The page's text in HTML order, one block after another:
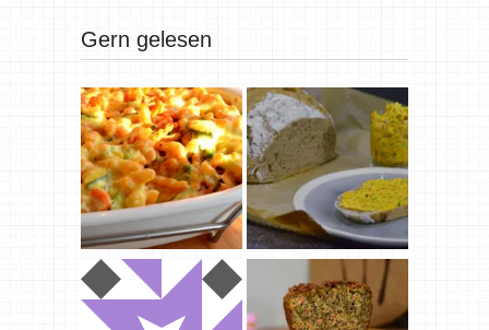
Gern gelesen